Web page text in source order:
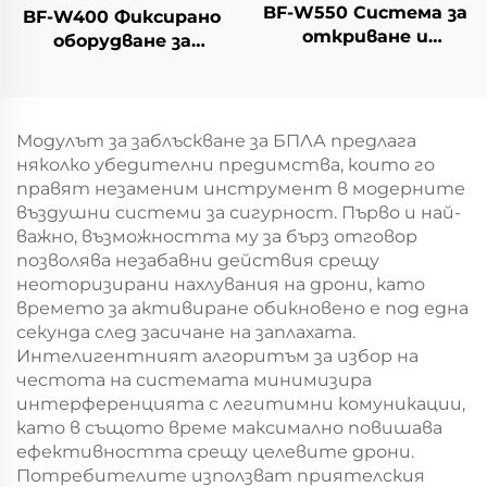
BF-W400 Фиксирано
оборудване за
BF-W550 Система за
откриване и
Модулът за заблъскване за БПЛА предлага
няколко убедителни предимства, които го
правят незаменим инструмент в модерните
въздушни системи за сигурност. Първо и най-
важно, възможността му за бърз отговор
позволява незабавни действия срещу
неоторизирани нахлувания на дрони, като
времето за активиране обикновено е под една
секунда след засичане на заплахата.
Интелигентният алгоритъм за избор на
честота на системата минимизира
интерференцията с легитимни комуникации,
като в същото време максимално повишава
ефективността срещу целевите дрони.
Потребителите използват приятелския